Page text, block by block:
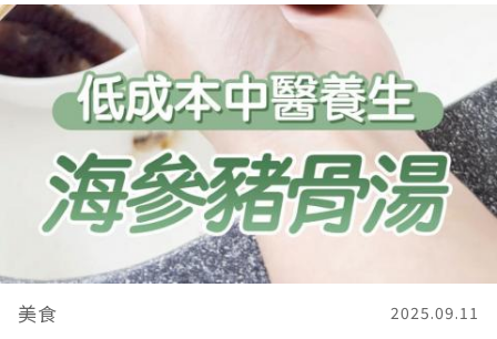
美食 2025.09.11